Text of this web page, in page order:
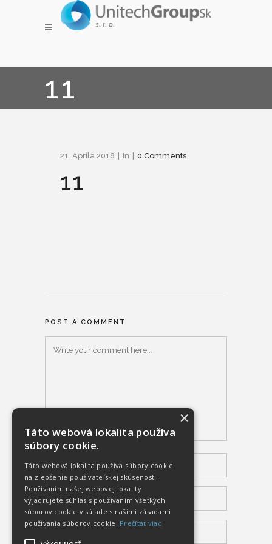
11
21. Apríla 2018 In 0 Comments
11
POST A COMMENT
×
Táto webová lokalita používa
súbory cookie.
Táto webová lokalita používa súbory cookie
na zlepšenie používateľskej skúsenosti.
Používaním našej webovej lokality
vyjadrujete súhlas s používaním všetkých
súborov cookie v súlade s našimi zásadami
používania súborov cookie. Prečítať viac